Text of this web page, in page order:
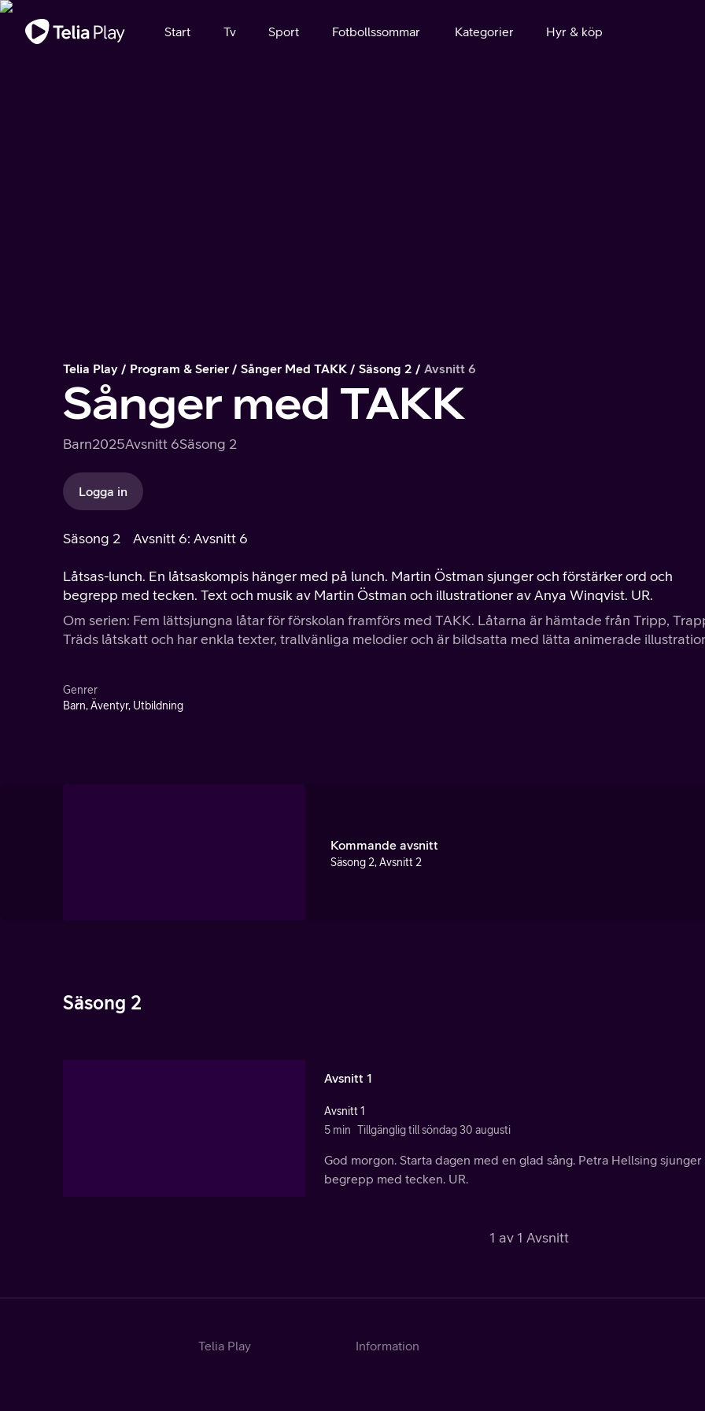
Viktigt meddelande
Start Tv Sport Fotbollssommar Kategorier Hyr & köp
Telia Play Program & Serier Sånger Med TAKK Säsong 2 Avsnitt 6
Sånger med TAKK
Barn2025Avsnitt 6Säsong 2
Logga in
Säsong 2 Avsnitt 6: Avsnitt 6
Låtsas-lunch. En låtsaskompis hänger med på lunch. Martin Östman sjunger och förstärker ord och
begrepp med tecken. Text och musik av Martin Östman och illustrationer av Anya Winqvist. UR.
Om serien: Fem lättsjungna låtar för förskolan framförs med TAKK. Låtarna är hämtade från Tripp,
Träds låtskatt och har enkla texter, trallvänliga melodier och är bildsatta med lätta animerade
Genrer
Barn, Äventyr, Utbildning
Kommande avsnitt
Säsong 2, Avsnitt 2
Säsong 2
Avsnitt 1
Avsnitt 1
5 min Tillgänglig till söndag 30 augusti
God morgon. Starta dagen med en glad sång. Petra Hellsing
begrepp med tecken. UR.
1 av 1 Avsnitt
Telia Play
Information